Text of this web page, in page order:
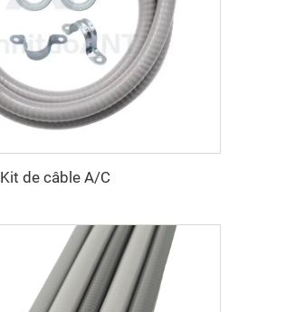
Kit de câble A/C